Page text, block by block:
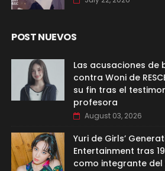
POST NUEVOS
Las acusaciones de
contra Woni de
su fin tras el
profesora
August 03, 2026
Yuri de Girls’
Entertainment tras
como integrante del